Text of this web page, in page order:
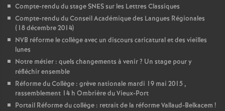
Compte-rendu du stage SNES sur les Lettres Classiques
Compte-rendu du Conseil Académique des Langues Régionales
(18 décembre 2014)
NVB réforme le collège avec un discours caricatural et des vieilles
lunes
Notre métier : quels changements à venir? Un stage pour y
réfléchir ensemble
Réforme du Collège : grève nationale mardi 19 mai 2015 ,
rassemblement 14 h Ombrière du Vieux-Port
Portail Réforme du collège : retrait de la réforme Vallaud-Belkacem !